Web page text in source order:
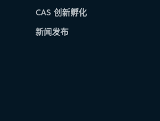
CAS 创新孵化
新闻发布